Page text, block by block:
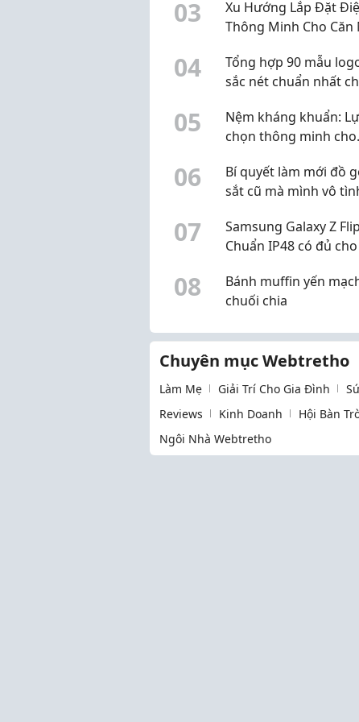
Cột Sống Sớm
03
Xu Hướng Lắp Đặt
Thông Minh Cho Căn
04
Tổng hợp 90 mẫu
sắc nét chuẩn nhất
05
Nệm kháng khuẩn:
chọn thông minh cho
06
Bí quyết làm mới đồ
sắt cũ mà mình vô
07
Samsung Galaxy Z
Chuẩn IP48 có đủ
08
Bánh muffin yến
chuối chia
Chuyên mục Webtretho
Làm Mẹ Giải Trí Cho Gia Đình
Reviews
Kinh Doanh Hội Bàn
Ngôi Nhà Webtretho